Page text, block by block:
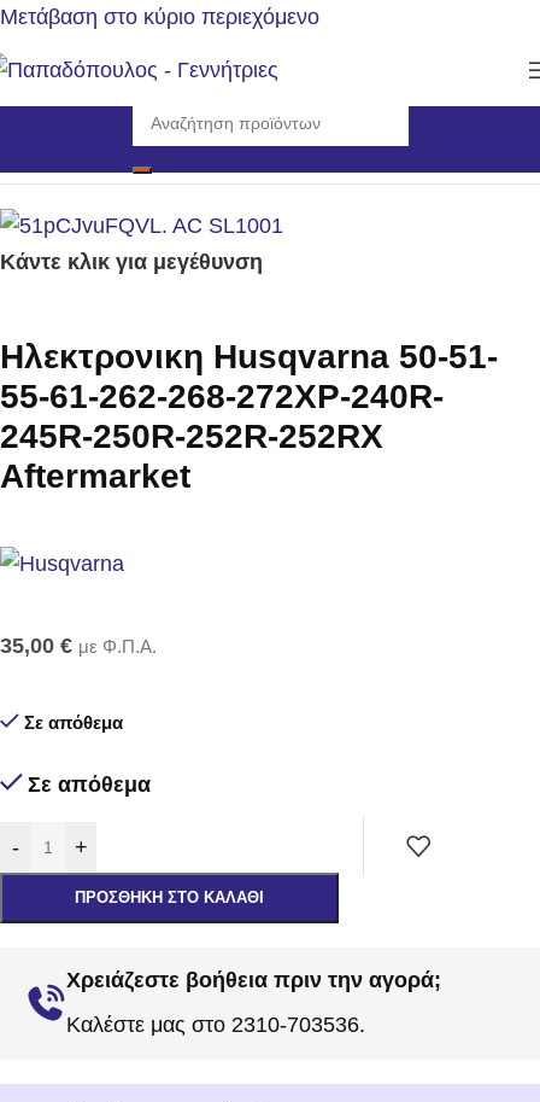
Μετάβαση στο κύριο περιεχόμενο
Αρχική σελίδα/Αναλώσιμα - Ανταλλακτικά/Ηλεκτρονικές
Κάντε κλικ για μεγέθυνση
Ηλεκτρονικη Husqvarna 50-51-
55-61-262-268-272XP-240R-
245R-250R-252R-252RX
Aftermarket
35,00 € με Φ.Π.Α.
Σε απόθεμα
Σε απόθεμα
- +
ΠΡΟΣΘΉΚΗ ΣΤΟ ΚΑΛΆΘΙ
Χρειάζεστε βοήθεια πριν την αγορά;
Καλέστε μας στο 2310-703536.